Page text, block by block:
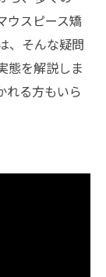
ウスピース矯
、そんな疑問
態を解説しま
れる方もいら